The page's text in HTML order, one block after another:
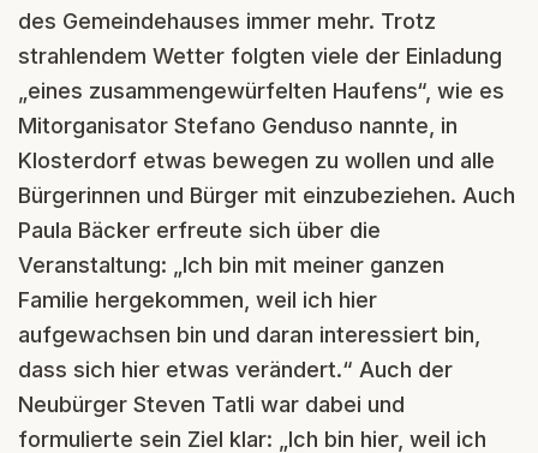
des Gemeindehauses immer mehr. Trotz
strahlendem Wetter folgten viele der Einladung
„eines zusammengewürfelten Haufens“, wie es
Mitorganisator Stefano Genduso nannte, in
Klosterdorf etwas bewegen zu wollen und alle
Bürgerinnen und Bürger mit einzubeziehen. Auch
Paula Bäcker erfreute sich über die
Veranstaltung: „Ich bin mit meiner ganzen
Familie hergekommen, weil ich hier
aufgewachsen bin und daran interessiert bin,
dass sich hier etwas verändert.“ Auch der
Neubürger Steven Tatli war dabei und
formulierte sein Ziel klar: „Ich bin hier, weil ich